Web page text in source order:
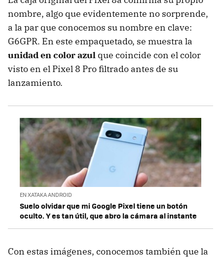
nombre, algo que evidentemente no sorprende,
a la par que conocemos su nombre en clave:
G6GPR. En este empaquetado, se muestra la
unidad en color azul que coincide con el color
visto en el Pixel 8 Pro filtrado antes de su
lanzamiento.
EN XATAKA ANDROID
Suelo olvidar que mi Google Pixel tiene un botón
oculto. Y es tan útil, que abro la cámara al instante
Con estas imágenes, conocemos también que la